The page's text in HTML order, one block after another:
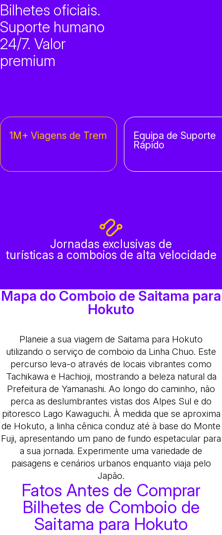
Bilhetes oficiais.
Suporte humano
24/7. Valor
premium
1M+ Viagens de Trem Equipa de Suporte
Rápido
Jornadas exclusivas de
turísticas a comboios de alta velocidade
Mapa do Comboio de Saitama para
Hokuto
Planeie a sua viagem de Saitama para Hokuto
utilizando o serviço de comboio da Linha Chuo. Este
percurso leva-o através de locais vibrantes como
Tachikawa e Hachioji, mostrando a beleza natural da
Prefeitura de Yamanashi. Ao longo do caminho, não
perca as deslumbrantes vistas dos Alpes Sul e do
pitoresco Lago Kawaguchi. À medida que se aproxima
de Hokuto, a linha cênica conduz até à base do Monte
Fuji, apresentando um pano de fundo espetacular para
a sua jornada. Experimente uma variedade de
paisagens e cenários urbanos enquanto viaja pelo
Japão.
Fatos Antes de Comprar
Bilhetes de Comboio de
Saitama para Hokuto